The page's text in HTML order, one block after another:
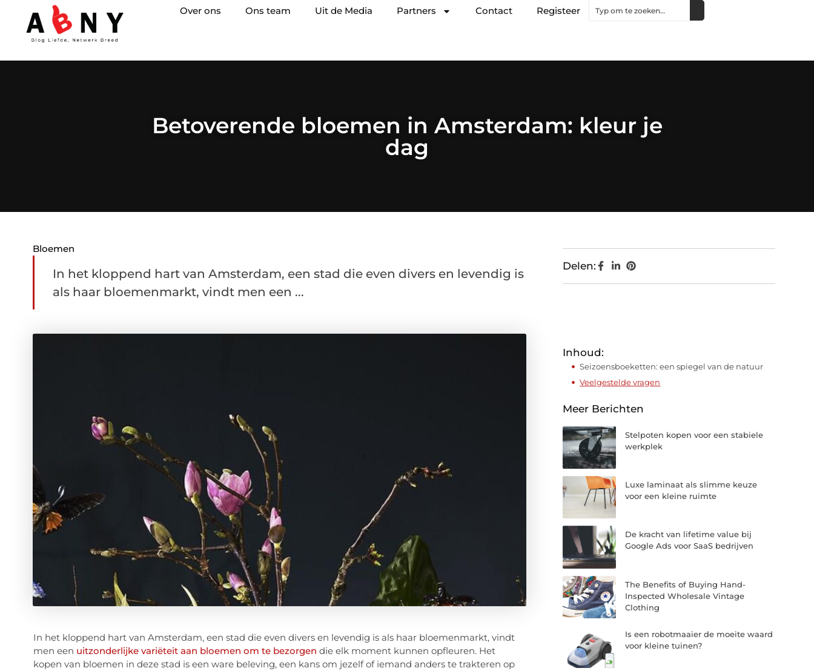
Over ons Ons team Uit de Media Partners Contact Registeer
Betoverende bloemen in Amsterdam: kleur je
dag
Bloemen
In het kloppend hart van Amsterdam, een stad die even divers en levendig is
als haar bloemenmarkt, vindt men een ...
In het kloppend hart van Amsterdam, een stad die even divers en levendig is als haar bloemenmarkt, vindt
men een uitzonderlijke variëteit aan bloemen om te bezorgen die elk moment kunnen opfleuren. Het
kopen van bloemen in deze stad is een ware beleving, een kans om jezelf of iemand anders te trakteren op
Delen:
Inhoud:
Seizoensboeketten: een spiegel van de natuur
Veelgestelde vragen
Meer Berichten
Stelpoten kopen voor een stabiele
werkplek
Luxe laminaat als slimme keuze
voor een kleine ruimte
De kracht van lifetime value bij
Google Ads voor SaaS bedrijven
The Benefits of Buying Hand-
Inspected Wholesale Vintage
Clothing
Is een robotmaaier de moeite waard
voor kleine tuinen?